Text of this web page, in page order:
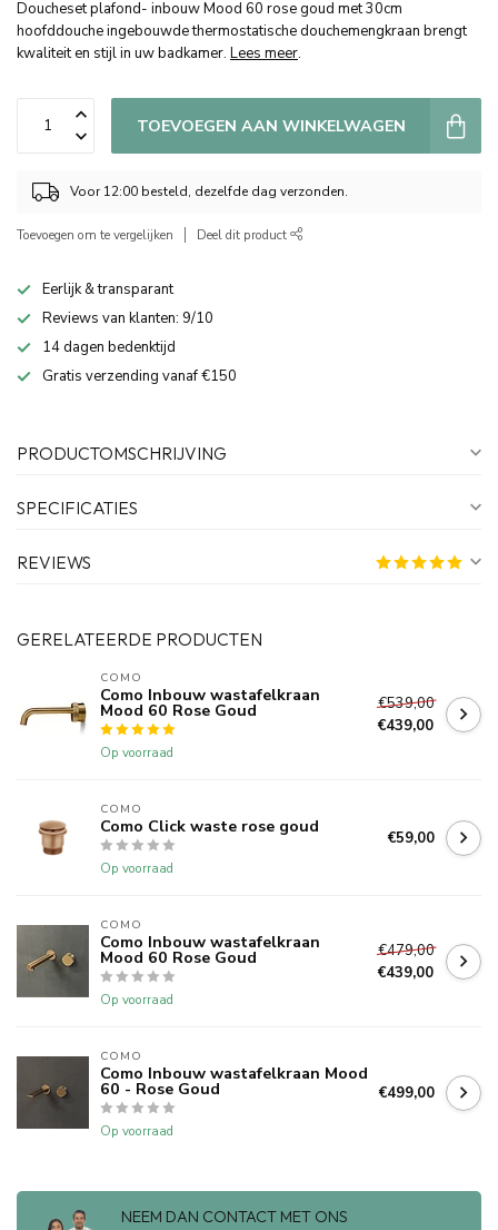
Doucheset plafond- inbouw Mood 60 rose goud met 30cm
hoofddouche ingebouwde thermostatische douchemengkraan brengt
kwaliteit en stijl in uw badkamer. Lees meer.
TOEVOEGEN AAN WINKELWAGEN
Voor 12:00 besteld, dezelfde dag verzonden.
Toevoegen om te vergelijken Deel dit product
Eerlijk & transparant
Reviews van klanten: 9/10
14 dagen bedenktijd
Gratis verzending vanaf €150
PRODUCTOMSCHRIJVING
SPECIFICATIES
REVIEWS
GERELATEERDE PRODUCTEN
COMO
Como Inbouw wastafelkraan
Mood 60 Rose Goud
Op voorraad
€539,00
€439,00
COMO
Como Click waste rose goud
Op voorraad
€59,00
COMO
Como Inbouw wastafelkraan
Mood 60 Rose Goud
Op voorraad
€479,00
€439,00
COMO
Como Inbouw wastafelkraan Mood
60 - Rose Goud
Op voorraad
€499,00
NEEM DAN CONTACT MET ONS